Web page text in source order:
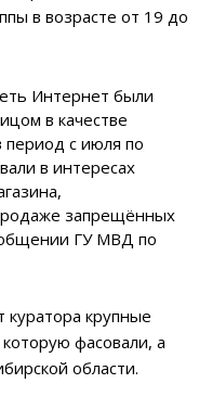
в возрасте от 19 до
Интернет были
в качестве
период с июля по
в интересах
запрещённых
ГУ МВД по
куратора крупные
фасовали, а
области.